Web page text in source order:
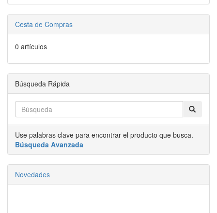
Cesta de Compras
0 artículos
Búsqueda Rápida
Use palabras clave para encontrar el producto que busca.
Búsqueda Avanzada
Novedades